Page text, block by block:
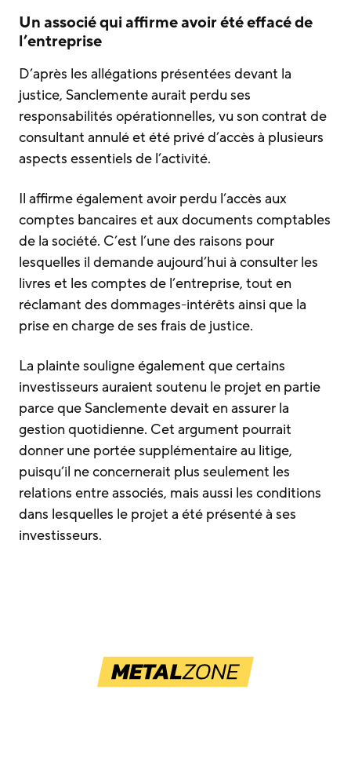
Un associé qui affirme avoir été effacé de
l’entreprise
D’après les allégations présentées devant la
justice, Sanclemente aurait perdu ses
responsabilités opérationnelles, vu son contrat de
consultant annulé et été privé d’accès à plusieurs
aspects essentiels de l’activité.
Il affirme également avoir perdu l’accès aux
comptes bancaires et aux documents comptables
de la société. C’est l’une des raisons pour
lesquelles il demande aujourd’hui à consulter les
livres et les comptes de l’entreprise, tout en
réclamant des dommages-intérêts ainsi que la
prise en charge de ses frais de justice.
La plainte souligne également que certains
investisseurs auraient soutenu le projet en partie
parce que Sanclemente devait en assurer la
gestion quotidienne. Cet argument pourrait
donner une portée supplémentaire au litige,
puisqu’il ne concernerait plus seulement les
relations entre associés, mais aussi les conditions
dans lesquelles le projet a été présenté à ses
investisseurs.